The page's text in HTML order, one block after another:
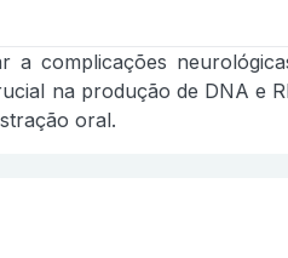
complicações
na produção de DNA e
oral.